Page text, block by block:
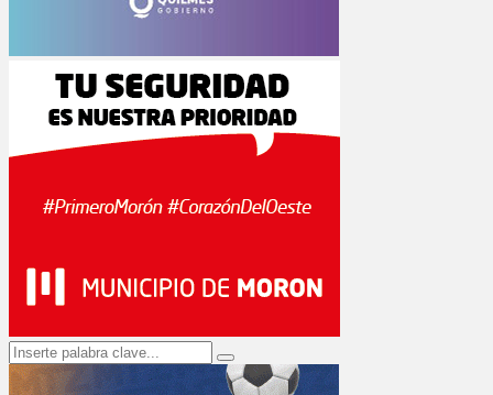
Search
for:
Search